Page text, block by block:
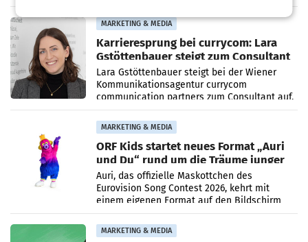
2026 gegenüber dem
MARKETING & MEDIA
Karrieresprung bei currycom: Lara
Gstöttenbauer steigt zum Consultant
auf
Lara Gstöttenbauer steigt bei der Wiener
Kommunikationsagentur currycom
communication partners zum Consultant auf.
Die 27-jährige Beraterin betreut Kundinnen
und Kunden in den Bereichen
MARKETING & MEDIA
ORF Kids startet neues Format „Auri
und Du“ rund um die Träume junger
Menschen
Auri, das offizielle Maskottchen des
Eurovision Song Contest 2026, kehrt mit
einem eigenen Format auf den Bildschirm
zurück. In der neuen Sendung „Auri und Du“
bei ORF Kids steht
MARKETING & MEDIA